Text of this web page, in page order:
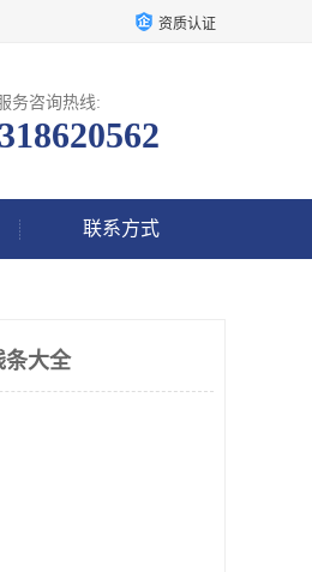
资质认证
务咨询热线:
联系方式
条大全